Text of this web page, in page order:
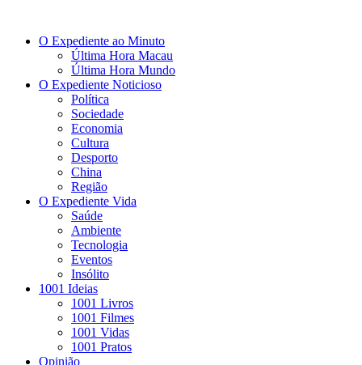
O Expediente ao Minuto
Última Hora Macau
Última Hora Mundo
O Expediente Noticioso
Política
Sociedade
Economia
Cultura
Desporto
China
Região
O Expediente Vida
Saúde
Ambiente
Tecnologia
Eventos
Insólito
1001 Ideias
1001 Livros
1001 Filmes
1001 Vidas
1001 Pratos
Opinião